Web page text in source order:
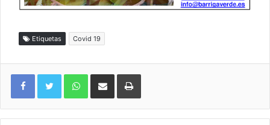
Etiquetas Covid 19
WhatsAppCompartir por correo electrónicoImprimir